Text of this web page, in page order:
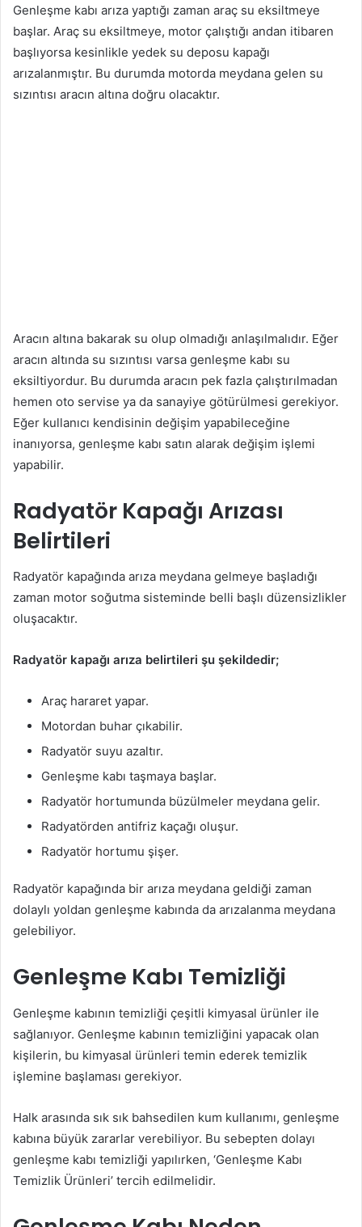
Genleşme kabı arıza yaptığı zaman araç su eksiltmeye
başlar. Araç su eksiltmeye, motor çalıştığı andan itibaren
başlıyorsa kesinlikle yedek su deposu kapağı
arızalanmıştır. Bu durumda motorda meydana gelen su
sızıntısı aracın altına doğru olacaktır.
Aracın altına bakarak su olup olmadığı anlaşılmalıdır. Eğer
aracın altında su sızıntısı varsa genleşme kabı su
eksiltiyordur. Bu durumda aracın pek fazla çalıştırılmadan
hemen oto servise ya da sanayiye götürülmesi gerekiyor.
Eğer kullanıcı kendisinin değişim yapabileceğine
inanıyorsa, genleşme kabı satın alarak değişim işlemi
yapabilir.
Radyatör Kapağı Arızası
Belirtileri
Radyatör kapağında arıza meydana gelmeye başladığı
zaman motor soğutma sisteminde belli başlı düzensizlikler
oluşacaktır.
Radyatör kapağı arıza belirtileri şu şekildedir;
Araç hararet yapar.
Motordan buhar çıkabilir.
Radyatör suyu azaltır.
Genleşme kabı taşmaya başlar.
Radyatör hortumunda büzülmeler meydana gelir.
Radyatörden antifriz kaçağı oluşur.
Radyatör hortumu şişer.
Radyatör kapağında bir arıza meydana geldiği zaman
dolaylı yoldan genleşme kabında da arızalanma meydana
gelebiliyor.
Genleşme Kabı Temizliği
Genleşme kabının temizliği çeşitli kimyasal ürünler ile
sağlanıyor. Genleşme kabının temizliğini yapacak olan
kişilerin, bu kimyasal ürünleri temin ederek temizlik
işlemine başlaması gerekiyor.
Halk arasında sık sık bahsedilen kum kullanımı, genleşme
kabına büyük zararlar verebiliyor. Bu sebepten dolayı
genleşme kabı temizliği yapılırken, ‘Genleşme Kabı
Temizlik Ürünleri’ tercih edilmelidir.